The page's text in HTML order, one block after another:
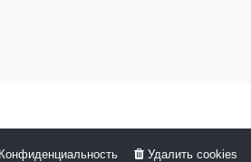
Удалить cookies
Конфиденциальность